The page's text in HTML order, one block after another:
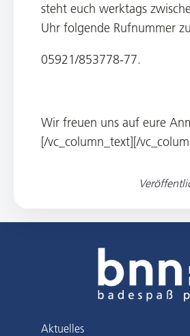
steht euch werktags
Uhr folgende Rufnummer
05921/853778-77.
Wir freuen uns auf eure
[/vc_column_text][/
Aktuelles